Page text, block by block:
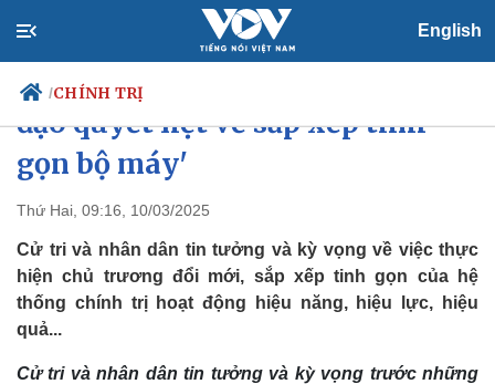
English
/CHÍNH TRỊ
Chính trị
Đảng
Tổ chức nhân sự
Quốc hội
Nhận diện sự thật
Tin 24h
Dự báo thời tiết
Giáo dục
Dấu ấn VOV
'Nhân dân kỳ vọng trước sự chỉ
đạo quyết liệt về sắp xếp tinh
gọn bộ máy'
Thứ Hai, 09:16, 10/03/2025
Cử tri và nhân dân tin tưởng và kỳ vọng về việc thực
hiện chủ trương đổi mới, sắp xếp tinh gọn của hệ
thống chính trị hoạt động hiệu năng, hiệu lực, hiệu
quả...
Cử tri và nhân dân tin tưởng và kỳ vọng trước những